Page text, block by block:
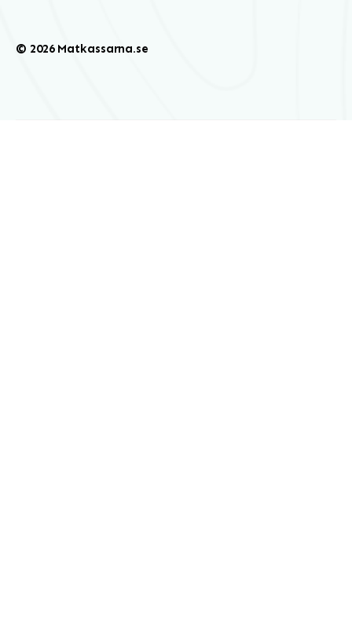
© 2026 Matkassarna.se